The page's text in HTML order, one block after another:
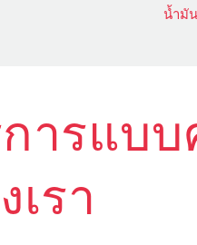
น้ำมั
ารแบบ
เรา